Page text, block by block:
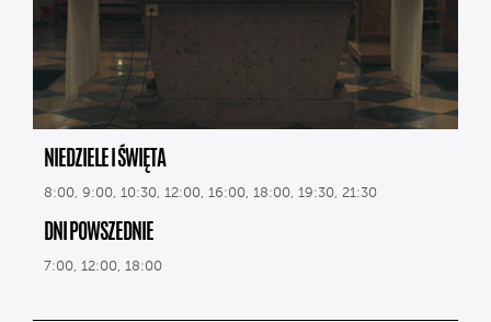
NIEDZIELE I ŚWIĘTA
8:00, 9:00, 10:30, 12:00, 16:00, 18:00, 19:30, 21:30
DNI POWSZEDNIE
7:00, 12:00, 18:00